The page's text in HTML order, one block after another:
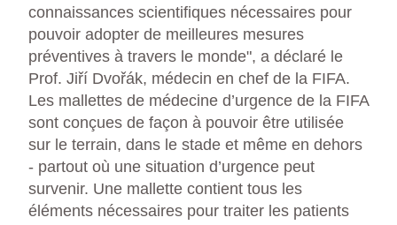
connaissances scientifiques nécessaires pour
pouvoir adopter de meilleures mesures
préventives à travers le monde", a déclaré le
Prof. Jiří Dvořák, médecin en chef de la FIFA.
Les mallettes de médecine d’urgence de la FIFA
sont conçues de façon à pouvoir être utilisée
sur le terrain, dans le stade et même en dehors
- partout où une situation d’urgence peut
survenir. Une mallette contient tous les
éléments nécessaires pour traiter les patients